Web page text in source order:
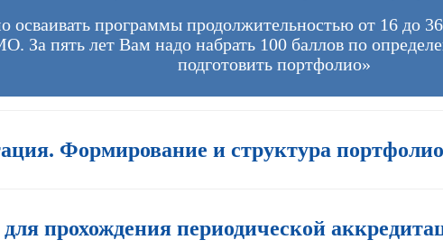
осваивать программы продолжительностью от 16 до
За пять лет Вам надо набрать 100 баллов по
подготовить портфолио»
Формирование и структура портфолио
прохождения периодической